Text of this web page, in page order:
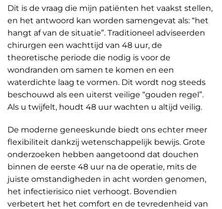
Dit is de vraag die mijn patiënten het vaakst stellen,
en het antwoord kan worden samengevat als: “het
hangt af van de situatie”. Traditioneel adviseerden
chirurgen een wachttijd van 48 uur, de
theoretische periode die nodig is voor de
wondranden om samen te komen en een
waterdichte laag te vormen. Dit wordt nog steeds
beschouwd als een uiterst veilige “gouden regel”.
Als u twijfelt, houdt 48 uur wachten u altijd veilig.
De moderne geneeskunde biedt ons echter meer
flexibiliteit dankzij wetenschappelijk bewijs. Grote
onderzoeken hebben aangetoond dat douchen
binnen de eerste 48 uur na de operatie, mits de
juiste omstandigheden in acht worden genomen,
het infectierisico niet verhoogt. Bovendien
verbetert het het comfort en de tevredenheid van